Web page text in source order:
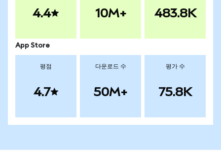
4.4 10M+ 483.8K
App Store
평점
4.7
다운로드 수
50M+
평가 수
75.8K